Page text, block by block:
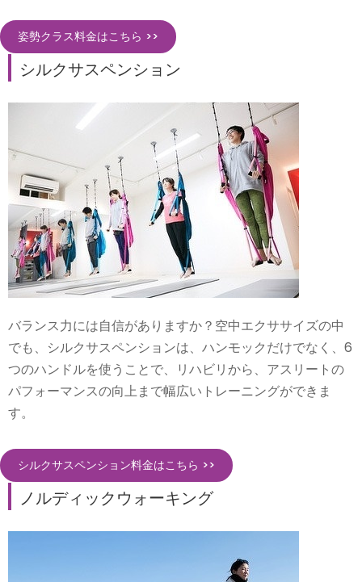
姿勢クラス料金はこちら >>
シルクサスペンション
バランス力には自信がありますか？空中エクササイズの中
でも、シルクサスペンションは、ハンモックだけでなく、6
つのハンドルを使うことで、リハビリから、アスリートの
パフォーマンスの向上まで幅広いトレーニングができま
す。
シルクサスペンション料金はこちら >>
ノルディックウォーキング